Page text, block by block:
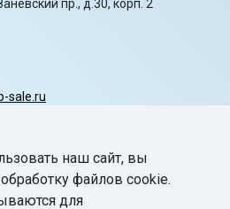
пр., д.30, корп. 2
sale.ru
наш сайт, вы
файлов cookie.
для